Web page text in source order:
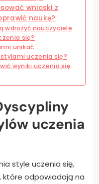
wnioski z
naukę?
wdrożyć nauczyciele
się?
unikać
uczenia się?
wyniki uczenia się
uczenia
style uczenia się,
które odpowiadają na